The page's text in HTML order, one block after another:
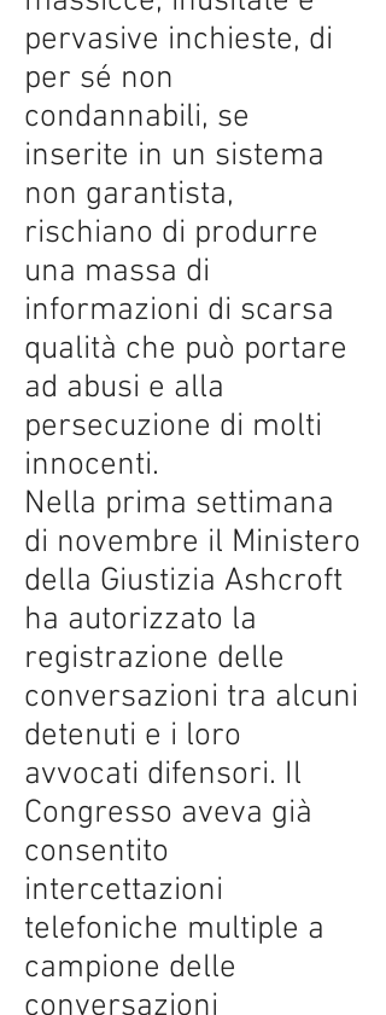
pervasive inchieste, di
per sé non
condannabili, se
inserite in un sistema
non garantista,
rischiano di produrre
una massa di
informazioni di scarsa
qualità che può portare
ad abusi e alla
persecuzione di molti
innocenti.
Nella prima settimana
di novembre il Ministero
della Giustizia Ashcroft
ha autorizzato la
registrazione delle
conversazioni tra alcuni
detenuti e i loro
avvocati difensori. Il
Congresso aveva già
consentito
intercettazioni
telefoniche multiple a
campione delle
conversazioni